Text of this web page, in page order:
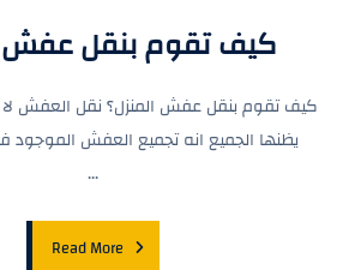
كيف تقوم بنقل عفش
كيف تقوم بنقل عفش المنزل؟ نقل العفش لا
يظنها الجميع انه تجميع العفش الموجود
...
Read More